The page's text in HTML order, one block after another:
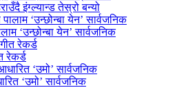
इंग्ल्यान्ड तेस्रो बन्यो
‘उन्छोन्बा येन’ सार्वजनिक
रेकर्ड
‘उमो’ सार्वजनिक